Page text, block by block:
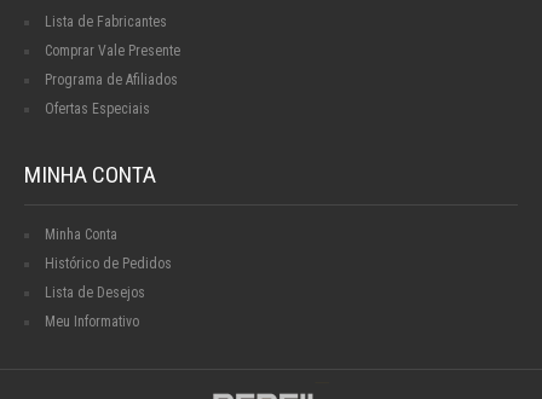
Lista de Fabricantes
Comprar Vale Presente
Programa de Afiliados
Ofertas Especiais
MINHA CONTA
Minha Conta
Histórico de Pedidos
Lista de Desejos
Meu Informativo